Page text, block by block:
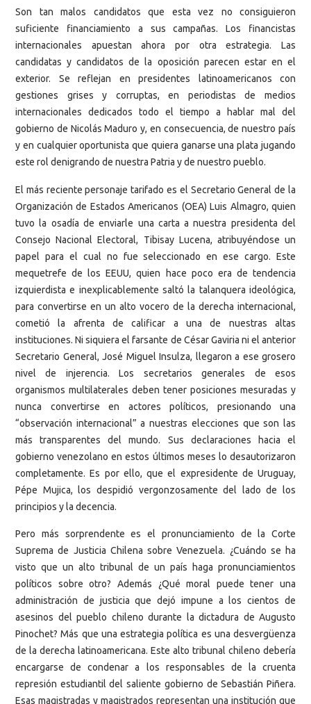
Son tan malos candidatos que esta vez no consiguieron
suficiente financiamiento a sus campañas. Los financistas
internacionales apuestan ahora por otra estrategia. Las
candidatas y candidatos de la oposición parecen estar en el
exterior. Se reflejan en presidentes latinoamericanos con
gestiones grises y corruptas, en periodistas de medios
internacionales dedicados todo el tiempo a hablar mal del
gobierno de Nicolás Maduro y, en consecuencia, de nuestro país
y en cualquier oportunista que quiera ganarse una plata jugando
este rol denigrando de nuestra Patria y de nuestro pueblo.
El más reciente personaje tarifado es el Secretario General de la
Organización de Estados Americanos (OEA) Luis Almagro, quien
tuvo la osadía de enviarle una carta a nuestra presidenta del
Consejo Nacional Electoral, Tibisay Lucena, atribuyéndose un
papel para el cual no fue seleccionado en ese cargo. Este
mequetrefe de los EEUU, quien hace poco era de tendencia
izquierdista e inexplicablemente saltó la talanquera ideológica,
para convertirse en un alto vocero de la derecha internacional,
cometió la afrenta de calificar a una de nuestras altas
instituciones. Ni siquiera el farsante de César Gaviria ni el anterior
Secretario General, José Miguel Insulza, llegaron a ese grosero
nivel de injerencia. Los secretarios generales de esos
organismos multilaterales deben tener posiciones mesuradas y
nunca convertirse en actores políticos, presionando una
“observación internacional” a nuestras elecciones que son las
más transparentes del mundo. Sus declaraciones hacia el
gobierno venezolano en estos últimos meses lo desautorizaron
completamente. Es por ello, que el expresidente de Uruguay,
Pépe Mujica, los despidió vergonzosamente del lado de los
principios y la decencia.
Pero más sorprendente es el pronunciamiento de la Corte
Suprema de Justicia Chilena sobre Venezuela. ¿Cuándo se ha
visto que un alto tribunal de un país haga pronunciamientos
políticos sobre otro? Además ¿Qué moral puede tener una
administración de justicia que dejó impune a los cientos de
asesinos del pueblo chileno durante la dictadura de Augusto
Pinochet? Más que una estrategia política es una desvergüenza
de la derecha latinoamericana. Este alto tribunal chileno debería
encargarse de condenar a los responsables de la cruenta
represión estudiantil del saliente gobierno de Sebastián Piñera.
Esas magistradas y magistrados representan una institución que